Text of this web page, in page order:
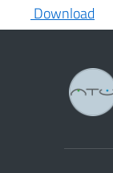
Download